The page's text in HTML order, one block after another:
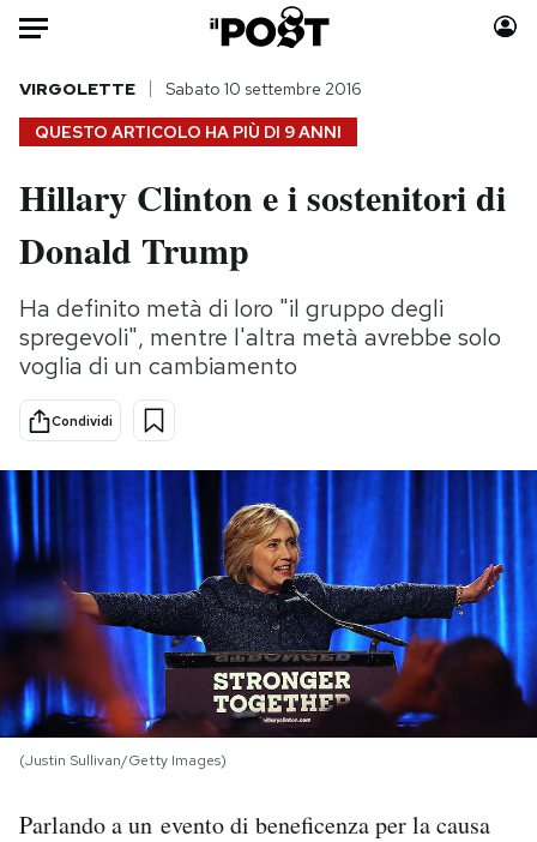
Auto
HOME
Italia
Politica
Tecnologia
Internet
Scienza
Cultura
Economia
Sport
Moda
Storie/Idee
Ok Boomer!
Mondiali calcio 2026
PODCAST
NEWSLETTER
I MIEI PREFERITI
SHOP
QUESTO ARTICOLO HA PIÙ DI 9 ANNI
VIRGOLETTE Sabato 10 settembre 2016
Hillary Clinton e i sostenitori di
Donald Trump
Ha definito metà di loro "il gruppo degli
spregevoli", mentre l'altra metà avrebbe solo
voglia di un cambiamento
Condividi
(Justin Sullivan/Getty Images)
Parlando a un evento di beneficenza per la causa